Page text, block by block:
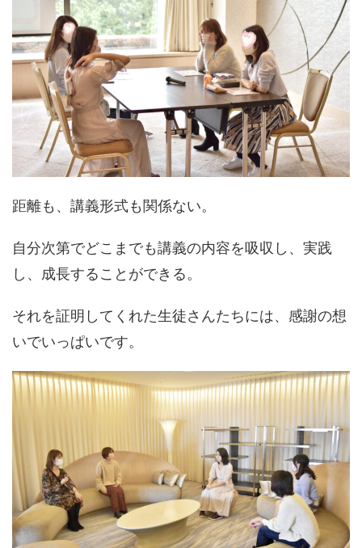
距離も、講義形式も関係ない。
自分次第でどこまでも講義の内容を吸収し、実践
し、成長することができる。
それを証明してくれた生徒さんたちには、感謝の想
いでいっぱいです。